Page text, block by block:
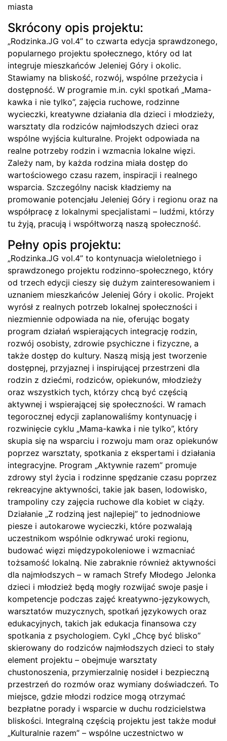
miasta
Skrócony opis projektu:
„Rodzinka.JG vol.4” to czwarta edycja sprawdzonego,
popularnego projektu społecznego, który od lat
integruje mieszkańców Jeleniej Góry i okolic.
Stawiamy na bliskość, rozwój, wspólne przeżycia i
dostępność. W programie m.in. cykl spotkań „Mama-
kawka i nie tylko”, zajęcia ruchowe, rodzinne
wycieczki, kreatywne działania dla dzieci i młodzieży,
warsztaty dla rodziców najmłodszych dzieci oraz
wspólne wyjścia kulturalne. Projekt odpowiada na
realne potrzeby rodzin i wzmacnia lokalne więzi.
Zależy nam, by każda rodzina miała dostęp do
wartościowego czasu razem, inspiracji i realnego
wsparcia. Szczególny nacisk kładziemy na
promowanie potencjału Jeleniej Góry i regionu oraz na
współpracę z lokalnymi specjalistami – ludźmi, którzy
tu żyją, pracują i współtworzą naszą społeczność.
Pełny opis projektu:
„Rodzinka.JG vol.4” to kontynuacja wieloletniego i
sprawdzonego projektu rodzinno-społecznego, który
od trzech edycji cieszy się dużym zainteresowaniem i
uznaniem mieszkańców Jeleniej Góry i okolic. Projekt
wyrósł z realnych potrzeb lokalnej społeczności i
niezmiennie odpowiada na nie, oferując bogaty
program działań wspierających integrację rodzin,
rozwój osobisty, zdrowie psychiczne i fizyczne, a
także dostęp do kultury. Naszą misją jest tworzenie
dostępnej, przyjaznej i inspirującej przestrzeni dla
rodzin z dziećmi, rodziców, opiekunów, młodzieży
oraz wszystkich tych, którzy chcą być częścią
aktywnej i wspierającej się społeczności. W ramach
tegorocznej edycji zaplanowaliśmy kontynuację i
rozwinięcie cyklu „Mama-kawka i nie tylko”, który
skupia się na wsparciu i rozwoju mam oraz opiekunów
poprzez warsztaty, spotkania z ekspertami i działania
integracyjne. Program „Aktywnie razem” promuje
zdrowy styl życia i rodzinne spędzanie czasu poprzez
rekreacyjne aktywności, takie jak basen, lodowisko,
trampoliny czy zajęcia ruchowe dla kobiet w ciąży.
Działanie „Z rodziną jest najlepiej” to jednodniowe
piesze i autokarowe wycieczki, które pozwalają
uczestnikom wspólnie odkrywać uroki regionu,
budować więzi międzypokoleniowe i wzmacniać
tożsamość lokalną. Nie zabraknie również aktywności
dla najmłodszych – w ramach Strefy Młodego Jelonka
dzieci i młodzież będą mogły rozwijać swoje pasje i
kompetencje podczas zajęć kreatywno-językowych,
warsztatów muzycznych, spotkań językowych oraz
edukacyjnych, takich jak edukacja finansowa czy
spotkania z psychologiem. Cykl „Chcę być blisko”
skierowany do rodziców najmłodszych dzieci to stały
element projektu – obejmuje warsztaty
chustonoszenia, przymierzalnię nosideł i bezpieczną
przestrzeń do rozmów oraz wymiany doświadczeń. To
miejsce, gdzie młodzi rodzice mogą otrzymać
bezpłatne porady i wsparcie w duchu rodzicielstwa
bliskości. Integralną częścią projektu jest także moduł
„Kulturalnie razem” – wspólne uczestnictwo w